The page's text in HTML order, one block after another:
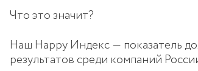
Что это значит?
Наш Happy Индекс ― показатель
результатов среди компаний